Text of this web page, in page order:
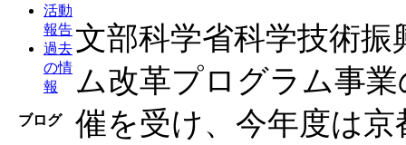
活動
報告
過去
の情
報
ブログ
文部科学省科学技術
ム改革プログラム事
催を受け、今年度は